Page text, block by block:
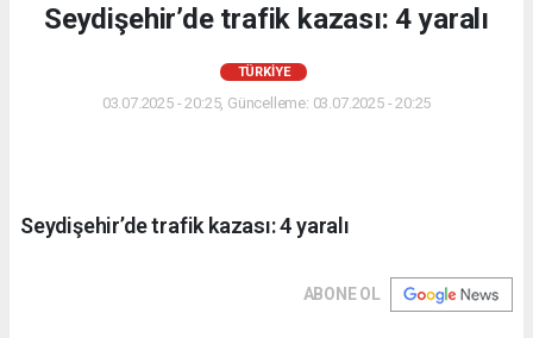
Seydişehir’de trafik kazası: 4 yaralı
TÜRKIYE
03.07.2025 - 20:25, Güncelleme: 03.07.2025 - 20:25
Seydişehir’de trafik kazası: 4 yaralı
ABONE OL